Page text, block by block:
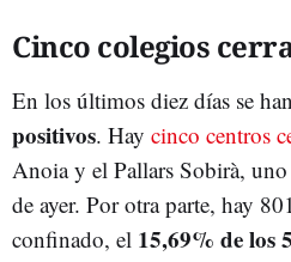
Cinco colegios
En los últimos diez días se
positivos. Hay cinco centros
Anoia y el Pallars Sobirà,
de ayer. Por otra parte, hay
confinado, el 15,69% de los